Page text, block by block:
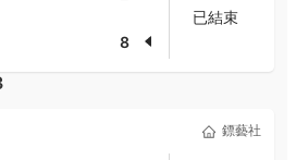
8
已結束
鏢藝社